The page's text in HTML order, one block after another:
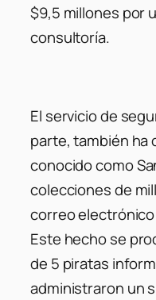
$9,5 millones por
consultoría.
El servicio de
parte, también ha
conocido como
colecciones de
correo
Este hecho se
de 5 piratas
administraron un